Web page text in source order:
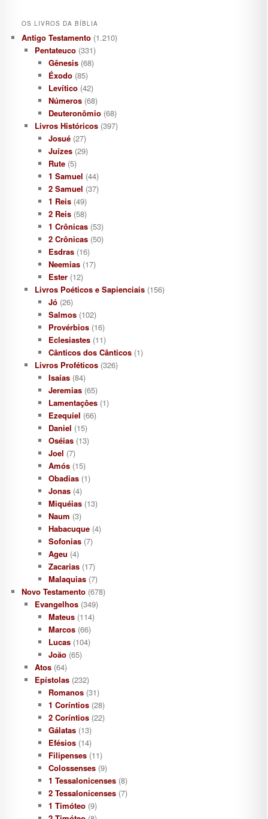
OS LIVROS DA BÍBLIA
Antigo Testamento(1.210)
Pentateuco (331)
Gênesis(68)
Éxodo(85)
Levítico(42)
Números(68)
Deuteronômio(68)
Livros Históricos (397)
Josué(27)
Juízes(29)
Rute(5)
1 Samuel (44)
2 Samuel (37)
1 Reis(49)
2 Reis(58)
1 Crônicas(53)
2 Crônicas(50)
Esdras(16)
Neemias(17)
Ester(12)
Livros Poéticos e Sapienciais (156)
Jó(26)
Salmos(102)
Provérbios(16)
Eclesiastes(11)
Cânticos dos Cânticos(1)
Livros Proféticos (326)
Isaías(84)
Jeremias(65)
Lamentaçôes(1)
Ezequiel (66)
Daniel (15)
Oséias(13)
Joel (7)
Amós(15)
Obadias(1)
Jonas(4)
Miquéias(13)
Naum (3)
Habacuque(4)
Sofonias(7)
Ageu (4)
Zacarias(17)
Malaquias(7)
Novo Testamento(678)
Evangelhos (349)
Mateus(114)
Marcos(66)
Lucas(104)
João(65)
Atos (64)
Epístolas (232)
Romanos(31)
1 Coríntios(28)
2 Coríntios(22)
Gálatas(13)
Efésios(14)
Filipenses(11)
Colossenses(9)
1 Tessalonicenses(8)
2 Tessalonicenses(7)
1 Timóteo(9)